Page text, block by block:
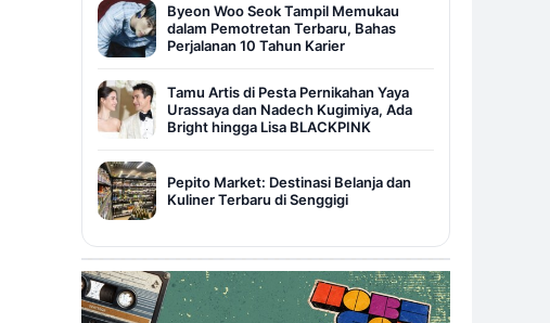
Byeon Woo Seok Tampil Memukau
dalam Pemotretan Terbaru, Bahas
Perjalanan 10 Tahun Karier
Tamu Artis di Pesta Pernikahan Yaya
Urassaya dan Nadech Kugimiya, Ada
Bright hingga Lisa BLACKPINK
Pepito Market: Destinasi Belanja dan
Kuliner Terbaru di Senggigi